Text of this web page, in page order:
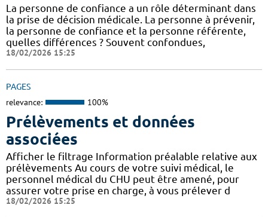
La personne de confiance a un rôle déterminant dans
la prise de décision médicale. La personne à prévenir,
la personne de confiance et la personne référente,
quelles différences ? Souvent confondues,
18/02/2026 15:25
PAGES
relevance: 100%
Prélèvements et données
associées
Afficher le filtrage Information préalable relative aux
prélèvements Au cours de votre suivi médical, le
personnel médical du CHU peut être amené, pour
assurer votre prise en charge, à vous prélever d
18/02/2026 15:25